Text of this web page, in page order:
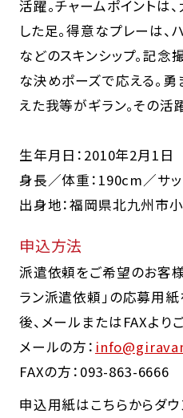
活躍。チャームポイントは
した足。得意なプレーは、
などのスキンシップ。記念
な決めポーズで応える。
えた我等がギラン。その活
生年月日：2010年2月1日
身長／体重：190cm／サ
出身地：福岡県北九州市
申込方法
派遣依頼をご希望のお客様
ラン派遣依頼」の応募用
後、メールまたはFAXより
メールの方：
FAXの方：093-863-6666
申込用紙はこちらからダウ